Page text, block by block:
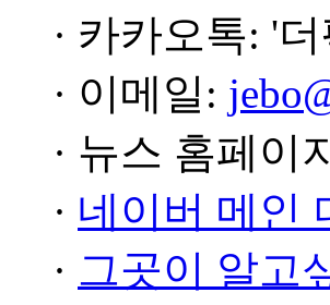
· 카카오톡: '
· 이메일:
· 뉴스 홈페이
· 네이버 메인
· 그곳이 알고